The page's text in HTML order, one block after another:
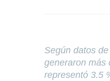
Según datos
generaron más
representó 3.5